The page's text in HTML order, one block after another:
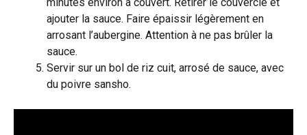
ajouter la sauce. Faire épaissir légèrement en
arrosant l’aubergine. Attention à ne pas brûler la
sauce.
Servir sur un bol de riz cuit, arrosé de sauce, avec
du poivre sansho.